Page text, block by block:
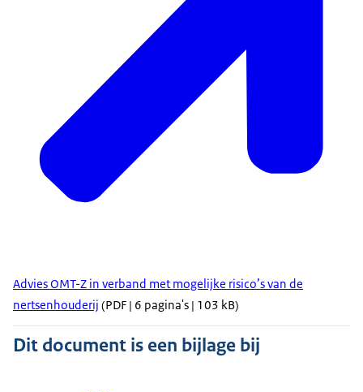
Advies OMT-Z in verband met mogelijke risico’s van de
nertsenhouderij (PDF | 6 pagina's | 103 kB)
Dit document is een bijlage bij